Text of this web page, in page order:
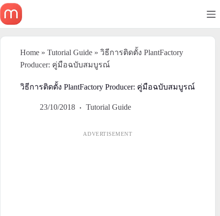
Skip
to
content
Home » Tutorial Guide » วิธีการติดตั้ง PlantFactory
Producer: คู่มือฉบับสมบูรณ์
วิธีการติดตั้ง PlantFactory Producer: คู่มือฉบับสมบูรณ์
23/10/2018 Tutorial Guide
ADVERTISEMENT